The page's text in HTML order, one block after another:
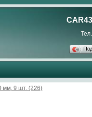
мм, 9 шт. (226)